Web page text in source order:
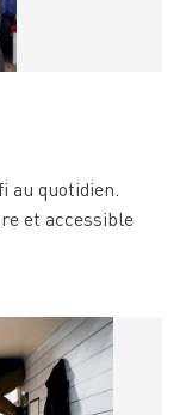
quotidien.
et accessible